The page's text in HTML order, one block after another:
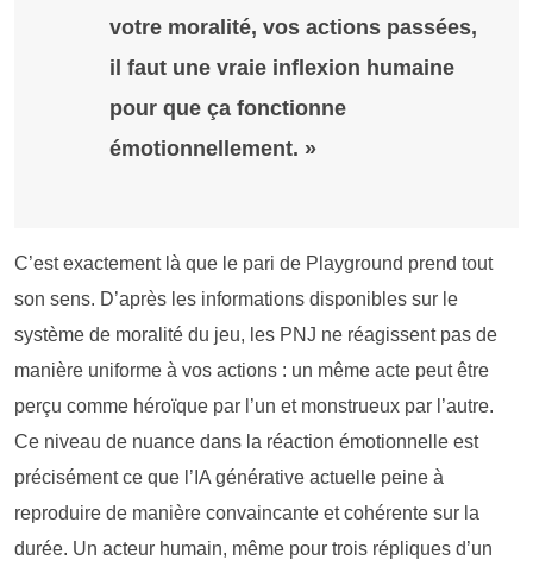
votre moralité, vos actions passées,
il faut une vraie inflexion humaine
pour que ça fonctionne
émotionnellement. »
C’est exactement là que le pari de Playground prend tout
son sens. D’après les informations disponibles sur le
système de moralité du jeu, les PNJ ne réagissent pas de
manière uniforme à vos actions : un même acte peut être
perçu comme héroïque par l’un et monstrueux par l’autre.
Ce niveau de nuance dans la réaction émotionnelle est
précisément ce que l’IA générative actuelle peine à
reproduire de manière convaincante et cohérente sur la
durée. Un acteur humain, même pour trois répliques d’un